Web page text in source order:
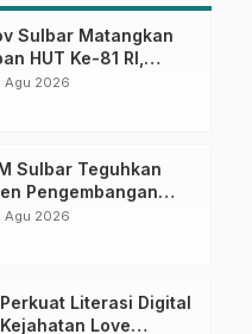
Sulbar Matangkan
HUT Ke-81 RI,
Upacara di Lapangan
Agu 2026
Sulbar Teguhkan
Pengembangan
ASN melalui
Agu 2026
Literasi Digital
Love